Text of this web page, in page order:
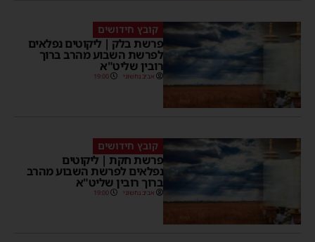
קובץ חידושים
פרשת בלק | ליקוטים נפלאים
לפרשת השבוע מהרב ברוך
רובין שליט"א
אביב נחשוני 19:00
קובץ חידושים
פרשת חקת | ליקוטים
נפלאים לפרשת השבוע מהרב
ברוך רובין שליט"א
אביב נחשוני 19:00